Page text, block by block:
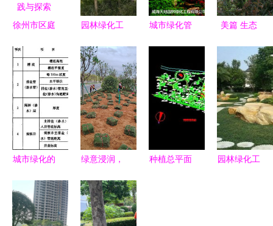
徐州市区庭
设计 构建
高品质园林
景观的实践
与探索
园林绿化工
需要资质？
城市绿化管
理全面解读
城市绿化管
的发展之路
美篇 生态
动景观绿化
及人行道提
升改造工程
城市绿化的
《园林绿化
工程施工及
绿意浸润，
共生的管理
之道
种植总平面
园林绿化工